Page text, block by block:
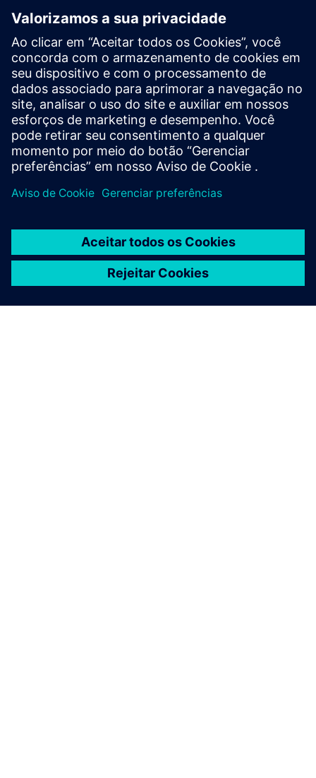
Webinars
A equipe acadêmica do Designcenter organiza eventos
virtuais, como webinars, pelo menos duas vezes por ano
para educadores e seus alunos. Esses webinars oferecem a
oportunidade de se conectar com nossos clientes do setor,
reunir usuários acadêmicos e professores de todo o
mundo, ficar por dentro das atualizações de nosso software
e aprender o que há de novo no setor.
Designcenter para acadêmicos webinar na primavera e um
outono.